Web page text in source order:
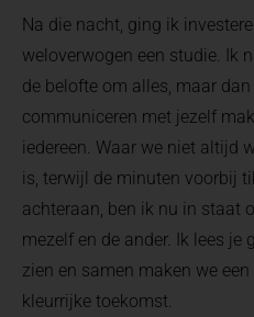
Na die nacht, ging ik
weloverwogen een studie. Ik
de belofte om alles, maar
communiceren met jezelf
iedereen. Waar we niet altijd
is, terwijl de minuten voorbij
achteraan, ben ik nu in staat
mezelf en de ander. Ik lees je
zien en samen maken we
kleurrijke toekomst.